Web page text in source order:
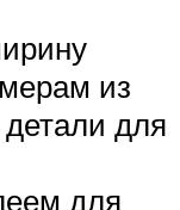
из
для
для